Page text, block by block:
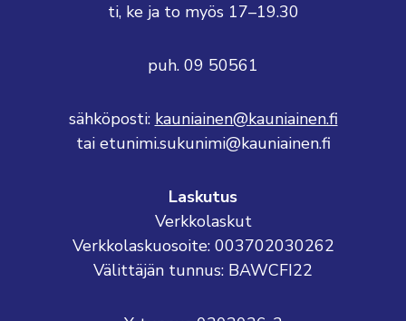
ti, ke ja to myös 17–19.30
puh. 09 50561
sähköposti: kauniainen@kauniainen.fi
tai etunimi.sukunimi@kauniainen.fi
Laskutus
Verkkolaskut
Verkkolaskuosoite: 003702030262
Välittäjän tunnus: BAWCFI22